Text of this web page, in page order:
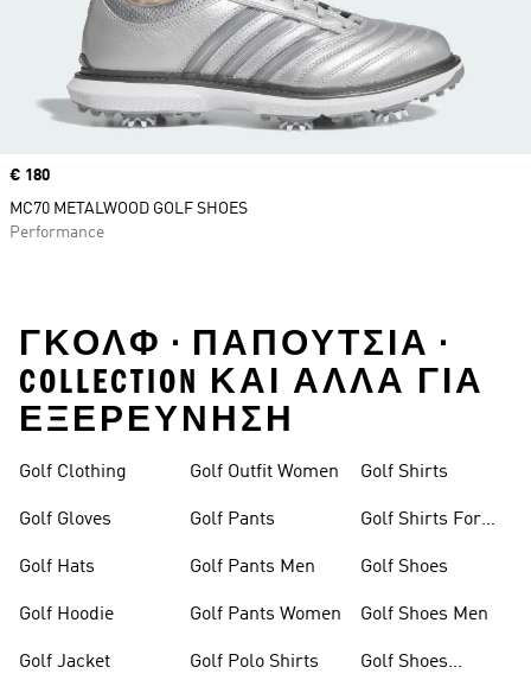
Price
€ 180
MC70 METALWOOD GOLF SHOES
Performance
ΓΚΟΛΦ • ΠΑΠΟΎΤΣΙΑ •
COLLECTION ΚΑΙ ΑΛΛΑ ΓΙΑ
ΕΞΕΡΕΥΝΗΣΗ
Golf Clothing
Golf Gloves
Golf Hats
Golf Hoodie
Golf Jacket
Golf Outfit Women
Golf Pants
Golf Pants Men
Golf Pants Women
Golf Polo Shirts
Golf Shirts
Golf Shirts For
Golf Shoes
Golf Shoes Men
Golf Shoes